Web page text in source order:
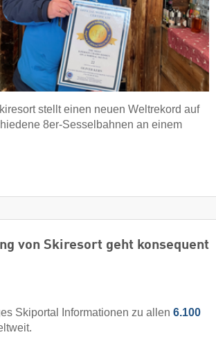
stellt einen neuen Weltrekord auf
8er-Sesselbahnen an einem
von Skiresort geht konsequent
Skiportal Informationen zu allen 6.100